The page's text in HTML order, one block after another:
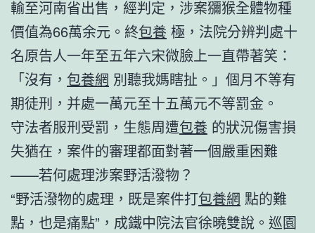
輸至河南省出售，經判定，涉案獼猴全體物種
價值為66萬余元。終包養 極，法院分辨判處十
名原告人一年至五年六宋微臉上一直帶著笑：
「沒有， 包養網 別聽我媽瞎扯。」個月不等有
期徒刑，并處一萬元至十五萬元不等罰金。
守法者服刑受罰，生態周遭包養 的狀況傷害損
失猶在，案件的審理都面對著一個嚴重困難
——若何處理涉案野活潑物？
“野活潑物的處理，既是案件打包養網 點的難
點，也是痛點”，成鐵中院法官徐曉雙說。巡園